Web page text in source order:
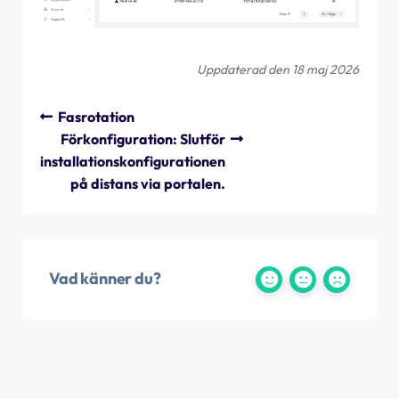
till Wi-Fi
Uppdaterad den 18 maj 2026
Fasrotation
Förkonfiguration: Slutför
installationskonfigurationen
på distans via portalen.
Vad känner du?